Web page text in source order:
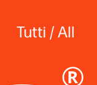
Tutti / All